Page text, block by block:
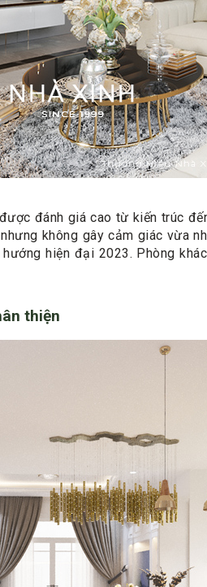
đánh giá cao từ kiến trúc
không gây cảm giác vừa
hiện đại 2023. Phòng
thiện